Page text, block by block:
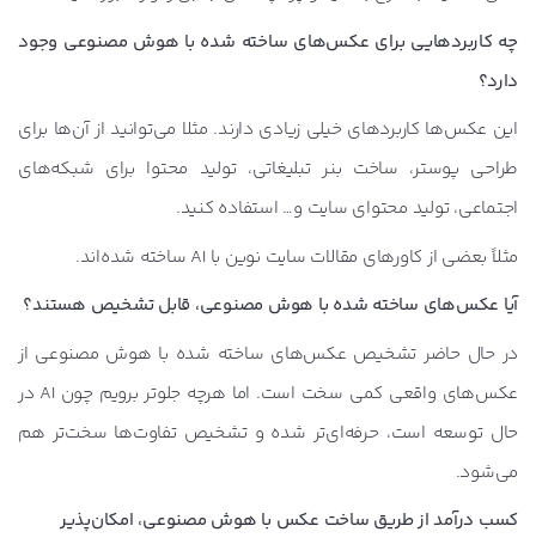
چه کاربردهایی برای عکس‌های ساخته شده با هوش مصنوعی وجود
دارد؟
این عکس‌ها کاربردهای خیلی زیادی دارند. مثلا می‌توانید از آن‌ها برای
طراحی پوستر، ساخت بنر تبلیغاتی، تولید محتوا برای شبکه‌های
اجتماعی، تولید محتوای سایت و… استفاده کنید.
مثلاً بعضی از کاورهای مقالات سایت نوین با AI ساخته شده‌اند.
آیا عکس‌های ساخته شده با هوش مصنوعی، قابل تشخیص هستند؟
در حال حاضر تشخیص عکس‌های ساخته شده با هوش مصنوعی از
عکس‌های واقعی کمی سخت است. اما هرچه جلوتر برویم چون AI در
حال توسعه است، حرفه‌ای‌تر شده و تشخیص تفاوت‌ها سخت‌تر هم
می‌شود.
کسب درآمد از طریق ساخت عکس با هوش مصنوعی، امکان‌پذیر